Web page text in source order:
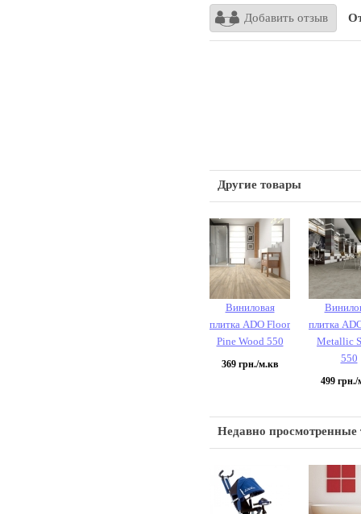
Добавить отзыв
Другие товары
Виниловая
плитка ADO Floor
Pine Wood 550
369 грн./м.кв
плитка
Metallic
550
499 грн./
Недавно просмотренные